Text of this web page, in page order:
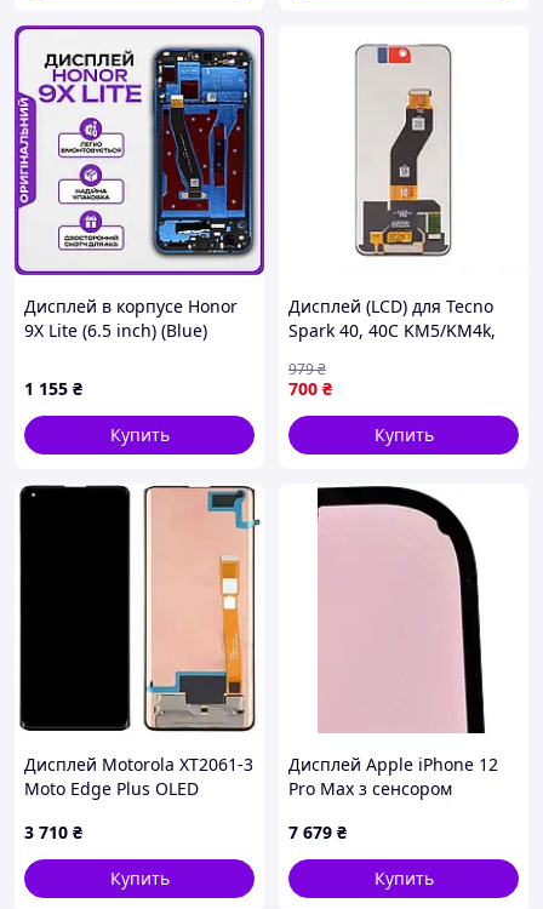
Дисплей в корпусе Honor
9X Lite (6.5 inch) (Blue)
(original), экран на Хонор
9Х Лайт
1 155 ₴
Купить
Дисплей (LCD) для Tecno
Spark 40, 40C KM5/KM4k,
60i з тачскріном black (IPS)
High Quality
700 ₴
979₴
Купить
Дисплей Motorola XT2061-3
Moto Edge Plus OLED
3 710 ₴
Купить
Дисплей Apple iPhone 12
Pro Max з сенсором
Black ( присутня маленька
пляма з краю екрана )
(Восстановлен)
7 679 ₴
Купить